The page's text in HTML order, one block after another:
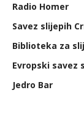
Radio Homer
Savez slijepih
Biblioteka za
Evropski savez
Jedro Bar